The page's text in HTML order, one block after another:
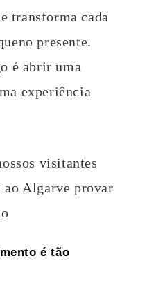
transforma cada
presente.
é abrir uma
experiência
visitantes
ao Algarve provar
é tão